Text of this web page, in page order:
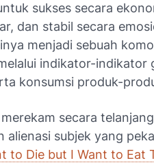
sukses secara
dan stabil secara
menjadi sebuah
indikator-indikator
konsumsi produk-
merekam secara
alienasi subjek yang
to Die but I Want to Eat